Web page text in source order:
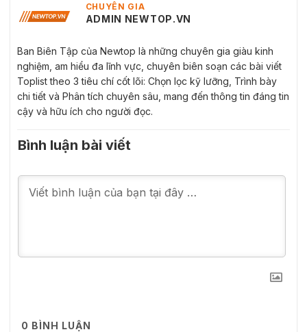
CHUYÊN GIA
ADMIN NEWTOP.VN
Ban Biên Tập của Newtop là những chuyên gia giàu kinh
nghiệm, am hiểu đa lĩnh vực, chuyên biên soạn các bài viết
Toplist theo 3 tiêu chí cốt lõi: Chọn lọc kỹ lưỡng, Trình bày
chi tiết và Phân tích chuyên sâu, mang đến thông tin đáng tin
cậy và hữu ích cho người đọc.
Bình luận bài viết
0 BÌNH LUẬN